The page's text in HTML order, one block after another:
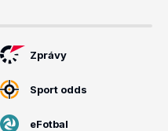
Zprávy
Sport odds
eFotbal